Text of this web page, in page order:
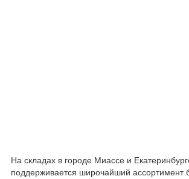
На складах в городе Миассе и
поддерживается широчайший ассортимент